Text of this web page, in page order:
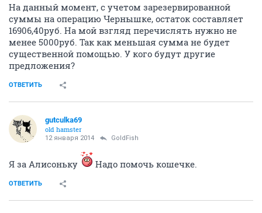
На данный момент, с учетом зарезервированной
суммы на операцию Чернышке, остаток составляет
16906,40руб. На мой взгляд перечислять нужно не
менее 5000руб. Так как меньшая сумма не будет
существенной помощью. У кого будут другие
предложения?
ОТВЕТИТЬ
gutculka69
old hamster
12 января 2014 GoldFish
Я за Алисоньку Надо помочь кошечке.
ОТВЕТИТЬ